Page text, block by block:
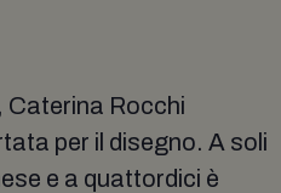
Caterina Rocchi
per il disegno. A soli
e a quattordici è